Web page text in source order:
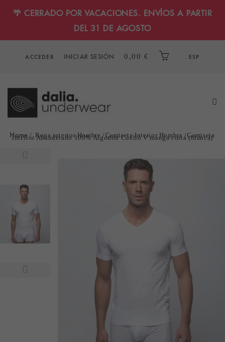
🌴 CERRADO POR VACACIONES. ENVÍOS A PARTIR
DEL 31 DE AGOSTO
ACCEDER INICIAR SESIÓN 0,00 € ESP
Home Ropa interior Hombre Camiseta Interior Hombre Camiseta
interior Abanderado 100% Algodón Cuello V manga corta (blanca)